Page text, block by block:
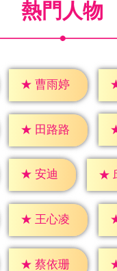
熱門人物
★ 曹雨婷
★ 田路路
★ 安迪 ★
★ 王心凌
★ 蔡依珊